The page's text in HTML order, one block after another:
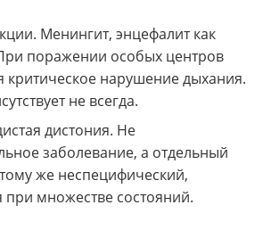
Менингит, энцефалит как
поражении особых центров
критическое нарушение дыхания.
не всегда.
дистония. Не
заболевание, а отдельный
же неспецифический,
при множестве состояний.